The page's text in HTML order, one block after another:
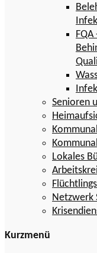
Senioren
Lokales
Netzwerk
Kurzmenü